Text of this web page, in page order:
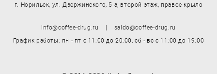
г. Норильск, ул. Дзержинского, 5 а, второй этаж, правое крыло
info@coffee-drug.ru | saldo@coffee-drug.ru
График работы: пн - пт с 11:00 до 20:00,сб - вс с 11:00 до 19:00